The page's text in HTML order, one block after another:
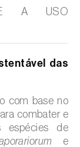
SE A USO
das
com base no
combater e
espécies de
e